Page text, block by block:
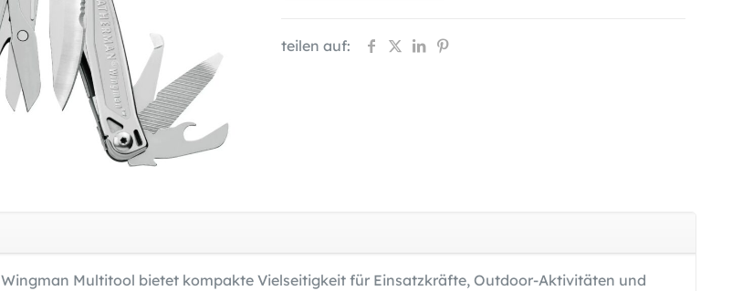
teilen auf:
Multitool bietet kompakte Vielseitigkeit für Einsatzkräfte, Outdoor-Aktivitäten und